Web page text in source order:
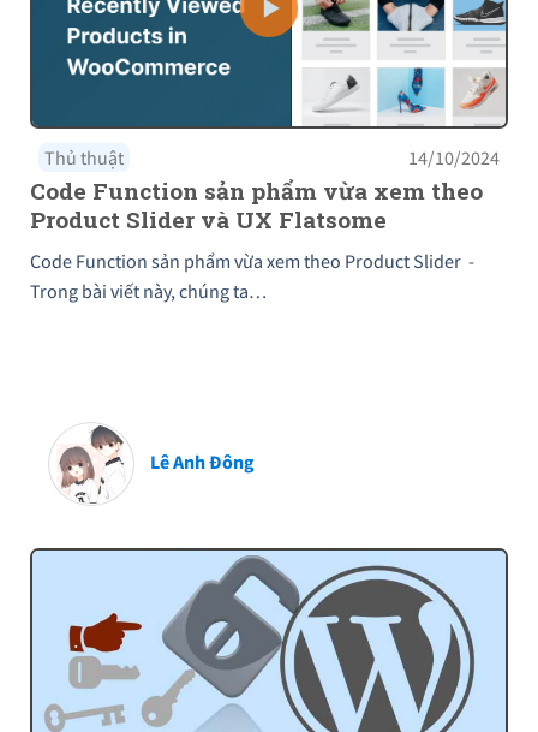
Thủ thuật 14/10/2024
Code Function sản phẩm vừa xem theo
Product Slider và UX Flatsome
Code Function sản phẩm vừa xem theo Product Slider -
Trong bài viết này, chúng ta…
Lê Anh Đông